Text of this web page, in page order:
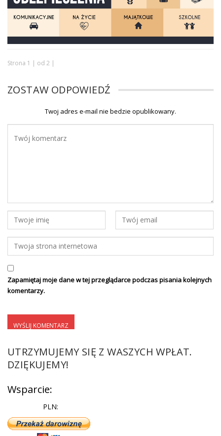
Strona 1 | od 2 |
ZOSTAW ODPOWIEDŹ
Twoj adres e-mail nie bedzie opublikowany.
Zapamiętaj moje dane w tej przeglądarce podczas pisania kolejnych
komentarzy.
UTRZYMUJEMY SIĘ Z WASZYCH WPŁAT.
DZIĘKUJEMY!
Wsparcie:
PLN: